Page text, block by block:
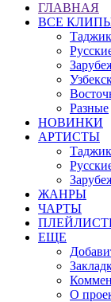
ГЛАВНАЯ
ВСЕ
Разные
НОВИНКИ
АРТИСТЫ
ЖАНРЫ
ЧАРТЫ
ЕЩЕ
О